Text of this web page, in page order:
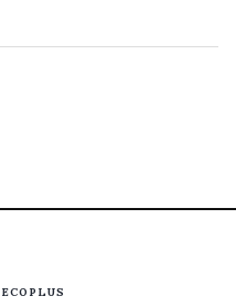
ECOPLUS